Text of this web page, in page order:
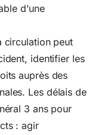
d'une
circulation peut
identifier les
auprès des
Les délais de
3 ans pour
: agir